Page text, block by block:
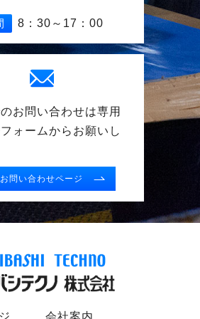
8：30～17：00
お問い合わせは専用
ォームからお願いし
お問い合わせページ
会社案内